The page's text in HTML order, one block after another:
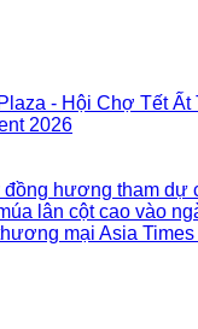
- Hội Chợ Tết Ất
2026
đồng hương tham dự
lân cột cao vào
mại Asia